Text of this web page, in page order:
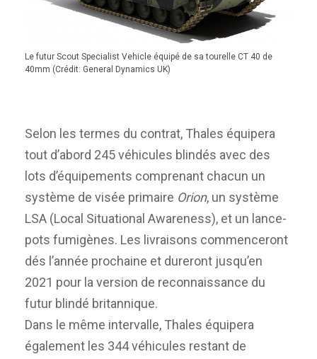
Le futur Scout Specialist Vehicle équipé de sa tourelle CT 40 de
40mm (Crédit: General Dynamics UK)
Selon les termes du contrat, Thales équipera
tout d’abord 245 véhicules blindés avec des
lots d’équipements comprenant chacun un
système de visée primaire Orion, un système
LSA (Local Situational Awareness), et un lance-
pots fumigènes. Les livraisons commenceront
dés l’année prochaine et dureront jusqu’en
2021 pour la version de reconnaissance du
futur blindé britannique.
Dans le même intervalle, Thales équipera
également les 344 véhicules restant de